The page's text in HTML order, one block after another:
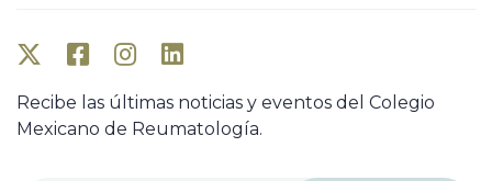
Recibe las últimas noticias y eventos del Colegio
Mexicano de Reumatología.